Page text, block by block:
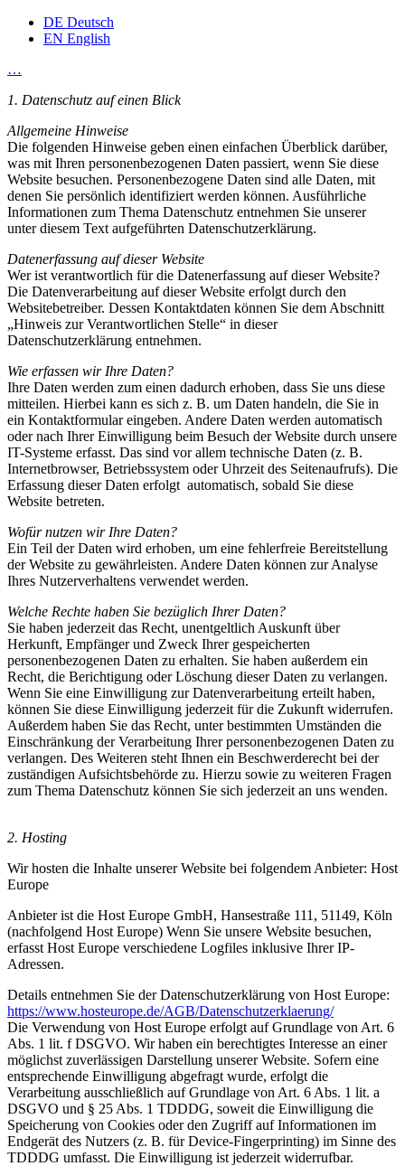
DE Deutsch
EN English
…
1. Datenschutz auf einen Blick
Allgemeine Hinweise
Die folgenden Hinweise geben einen einfachen Überblick darüber,
was mit Ihren personenbezogenen Daten passiert, wenn Sie diese
Website besuchen. Personenbezogene Daten sind alle Daten, mit
denen Sie persönlich identifiziert werden können. Ausführliche
Informationen zum Thema Datenschutz entnehmen Sie unserer
unter diesem Text aufgeführten Datenschutzerklärung.
Datenerfassung auf dieser Website
Wer ist verantwortlich für die Datenerfassung auf dieser Website?
Die Datenverarbeitung auf dieser Website erfolgt durch den
Websitebetreiber. Dessen Kontaktdaten können Sie dem Abschnitt
„Hinweis zur Verantwortlichen Stelle“ in dieser
Datenschutzerklärung entnehmen.
Wie erfassen wir Ihre Daten?
Ihre Daten werden zum einen dadurch erhoben, dass Sie uns diese
mitteilen. Hierbei kann es sich z. B. um Daten handeln, die Sie in
ein Kontaktformular eingeben. Andere Daten werden automatisch
oder nach Ihrer Einwilligung beim Besuch der Website durch unsere
IT-Systeme erfasst. Das sind vor allem technische Daten (z. B.
Internetbrowser, Betriebssystem oder Uhrzeit des Seitenaufrufs). Die
Erfassung dieser Daten erfolgt automatisch, sobald Sie diese
Website betreten.
Wofür nutzen wir Ihre Daten?
Ein Teil der Daten wird erhoben, um eine fehlerfreie Bereitstellung
der Website zu gewährleisten. Andere Daten können zur Analyse
Ihres Nutzerverhaltens verwendet werden.
Welche Rechte haben Sie bezüglich Ihrer Daten?
Sie haben jederzeit das Recht, unentgeltlich Auskunft über
Herkunft, Empfänger und Zweck Ihrer gespeicherten
personenbezogenen Daten zu erhalten. Sie haben außerdem ein
Recht, die Berichtigung oder Löschung dieser Daten zu verlangen.
Wenn Sie eine Einwilligung zur Datenverarbeitung erteilt haben,
können Sie diese Einwilligung jederzeit für die Zukunft widerrufen.
Außerdem haben Sie das Recht, unter bestimmten Umständen die
Einschränkung der Verarbeitung Ihrer personenbezogenen Daten zu
verlangen. Des Weiteren steht Ihnen ein Beschwerderecht bei der
zuständigen Aufsichtsbehörde zu. Hierzu sowie zu weiteren Fragen
zum Thema Datenschutz können Sie sich jederzeit an uns wenden.
2. Hosting
Wir hosten die Inhalte unserer Website bei folgendem Anbieter: Host
Europe
Anbieter ist die Host Europe GmbH, Hansestraße 111, 51149, Köln
(nachfolgend Host Europe) Wenn Sie unsere Website besuchen,
erfasst Host Europe verschiedene Logfiles inklusive Ihrer IP-
Adressen.
Details entnehmen Sie der Datenschutzerklärung von Host Europe:
https://www.hosteurope.de/AGB/Datenschutzerklaerung/
Die Verwendung von Host Europe erfolgt auf Grundlage von Art. 6
Abs. 1 lit. f DSGVO. Wir haben ein berechtigtes Interesse an einer
möglichst zuverlässigen Darstellung unserer Website. Sofern eine
entsprechende Einwilligung abgefragt wurde, erfolgt die
Verarbeitung ausschließlich auf Grundlage von Art. 6 Abs. 1 lit. a
DSGVO und § 25 Abs. 1 TDDDG, soweit die Einwilligung die
Speicherung von Cookies oder den Zugriff auf Informationen im
Endgerät des Nutzers (z. B. für Device-Fingerprinting) im Sinne des
TDDDG umfasst. Die Einwilligung ist jederzeit widerrufbar.